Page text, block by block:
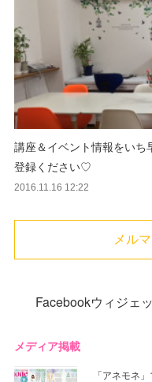
講座＆イベント情報をい
登録ください♡
2016.11.16 12:22
メル
Facebookウィジェ
メディア掲載
「アネモネ